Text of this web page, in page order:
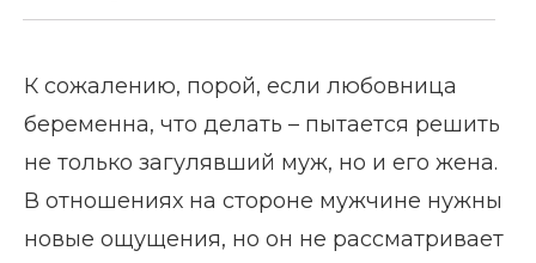
К сожалению, порой, если любовница
беременна, что делать – пытается решить
не только загулявший муж, но и его жена.
В отношениях на стороне мужчине нужны
новые ощущения, но он не рассматривает